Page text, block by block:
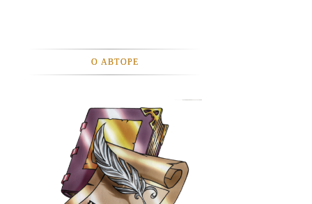
ЛЮДИ
ПОДРОСТКИ
ГОРОДА
ЭКСПЕРЕМЕНТЫ
О АВТОРЕ